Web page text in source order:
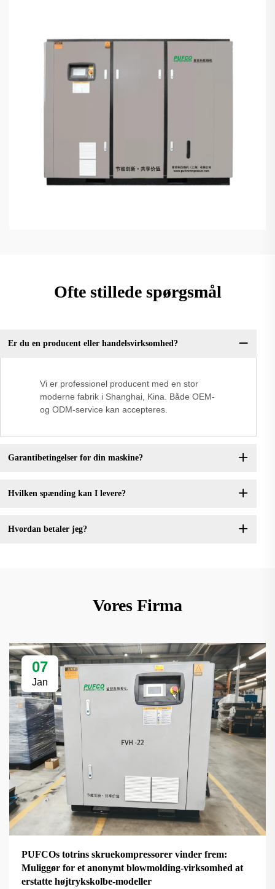
Ofte stillede spørgsmål
Er du en producent eller handelsvirksomhed?
Vi er professionel producent med en stor
moderne fabrik i Shanghai, Kina. Både OEM-
og ODM-service kan accepteres.
Garantibetingelser for din maskine?
Hvilken spænding kan I levere?
Hvordan betaler jeg?
Vores Firma
07
Jan
PUFCOs totrins skruekompressorer vinder frem:
Muliggør for et anonymt blowmolding-virksomhed at
erstatte højtrykskolbe-modeller